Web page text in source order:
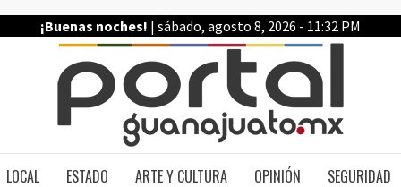
¡Buenas noches! | sábado, agosto 8, 2026 - 11:32 PM
LOCAL ESTADO ARTE Y CULTURA OPINIÓN SEGURIDAD